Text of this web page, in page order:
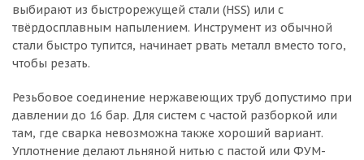
выбирают из быстрорежущей стали (HSS) или с
твёрдосплавным напылением. Инструмент из обычной
стали быстро тупится, начинает рвать металл вместо того,
чтобы резать.
Резьбовое соединение нержавеющих труб допустимо при
давлении до 16 бар. Для систем с частой разборкой или
там, где сварка невозможна также хороший вариант.
Уплотнение делают льняной нитью с пастой или ФУМ-